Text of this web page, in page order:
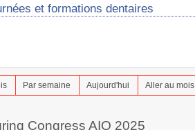
et formations dentaires
Par semaine Aujourd'hui Aller au mois
Congress AIO 2025